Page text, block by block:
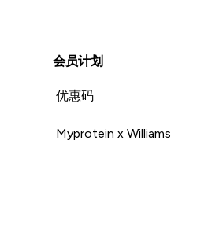
会员计划
优惠码
Myprotein x Williams